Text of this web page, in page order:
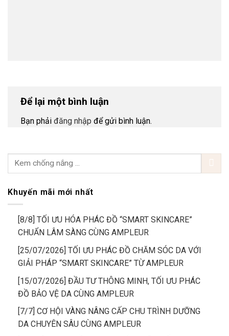
Để lại một bình luận
Bạn phải đăng nhập để gửi bình luận.
Khuyến mãi mới nhất
[8/8] TỐI ƯU HÓA PHÁC ĐỒ “SMART SKINCARE”
CHUẨN LÂM SÀNG CÙNG AMPLEUR
[25/07/2026] TỐI ƯU PHÁC ĐỒ CHĂM SÓC DA VỚI
GIẢI PHÁP “SMART SKINCARE” TỪ AMPLEUR
[15/07/2026] ĐẦU TƯ THÔNG MINH, TỐI ƯU PHÁC
ĐỒ BẢO VỆ DA CÙNG AMPLEUR
[7/7] CƠ HỘI VÀNG NÂNG CẤP CHU TRÌNH DƯỠNG
DA CHUYÊN SÂU CÙNG AMPLEUR